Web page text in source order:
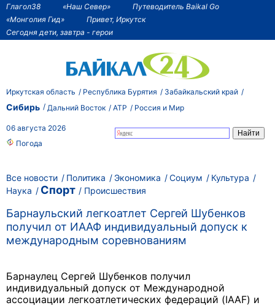
Глагол38 «Наш Север»
Путеводитель Baikal Go
«Монголия Гид»
Привет, Иркутск
Сегодня дети, завтра - герои
Иркутская область Республика Бурятия Забайкальский край
Сибирь Дальний Восток АТР Россия и Мир
06 августа 2026
Погода
Все новости Политика Экономика Социум
Культура
Наука
Спорт Происшествия
Барнаульский легкоатлет Сергей Шубенков
получил от ИААФ индивидуальный допуск к
международным соревнованиям
Барнаулец Сергей Шубенков получил
индивидуальный допуск от Международной
ассоциации легкоатлетических федераций (IAAF) и